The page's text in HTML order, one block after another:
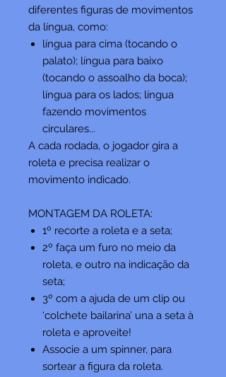
diferentes figuras de movimentos
da língua, como:
língua para cima (tocando o
palato); língua para baixo
(tocando o assoalho da boca);
língua para os lados; língua
fazendo movimentos
circulares...
A cada rodada, o jogador gira a
roleta e precisa realizar o
movimento indicado.
MONTAGEM DA ROLETA:
1º recorte a roleta e a seta;
2º faça um furo no meio da
roleta, e outro na indicação da
seta;
3º com a ajuda de um clip ou
‘colchete bailarina’ una a seta à
roleta e aproveite!
Associe a um spinner, para
sortear a figura da roleta.